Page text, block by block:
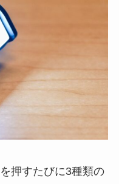
押すたびに3種類の